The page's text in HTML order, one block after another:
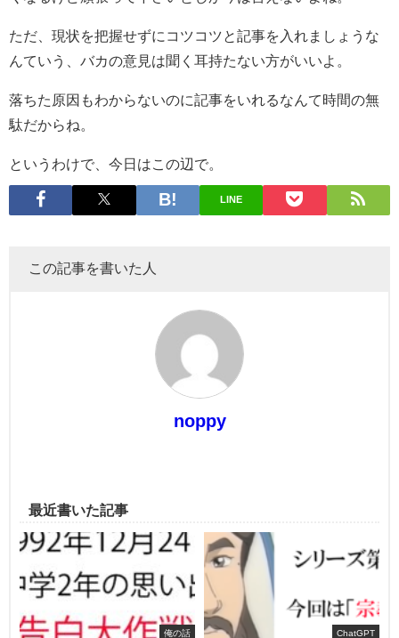
ただ、現状を把握せずにコツコツと記事を入れましょうな
んていう、バカの意見は聞く耳持たない方がいいよ。
落ちた原因もわからないのに記事をいれるなんて時間の無
駄だからね。
というわけで、今日はこの辺で。
LINE
この記事を書いた人
noppy
最近書いた記事
俺の話 ChatGPT